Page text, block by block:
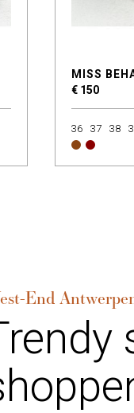
MISS
€ 150
36 37 38
End